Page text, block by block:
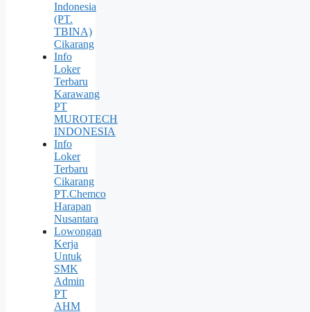
Indonesia
(PT.
TBINA)
Cikarang
Info
Loker
Terbaru
Karawang
PT
MUROTECH
INDONESIA
Info
Loker
Terbaru
Cikarang
PT.Chemco
Harapan
Nusantara
Lowongan
Kerja
Untuk
SMK
Admin
PT
AHM